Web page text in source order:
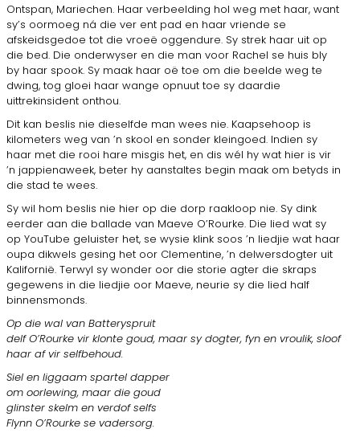
Ontspan, Mariechen. Haar verbeelding hol weg met haar, want
sy’s oormoeg ná die ver ent pad en haar vriende se
afskeidsgedoe tot die vroeë oggendure. Sy strek haar uit op
die bed. Die onderwyser en die man voor Rachel se huis bly
by haar spook. Sy maak haar oë toe om die beelde weg te
dwing, tog gloei haar wange opnuut toe sy daardie
uittrekinsident onthou.
Dit kan beslis nie dieselfde man wees nie. Kaapsehoop is
kilometers weg van ’n skool en sonder kleingoed. Indien sy
haar met die rooi hare misgis het, en dis wél hy wat hier is vir
’n jappienaweek, beter hy aanstaltes begin maak om betyds in
die stad te wees.
Sy wil hom beslis nie hier op die dorp raakloop nie. Sy dink
eerder aan die ballade van Maeve O’Rourke. Die lied wat sy
op YouTube geluister het, se wysie klink soos ’n liedjie wat haar
oupa dikwels gesing het oor Clementine, ’n delwersdogter uit
Kalifornië. Terwyl sy wonder oor die storie agter die skraps
gegewens in die liedjie oor Maeve, neurie sy die lied half
binnensmonds.
Op die wal van Batteryspruit
delf O’Rourke vir klonte goud, maar sydogter, fyn en vroulik, sloof
haar af vir selfbehoud.
Siel en liggaam spartel dapper
om oorlewing, maar die goud
glinster skelm en verdof selfs
Flynn O’Rourke se vadersorg.